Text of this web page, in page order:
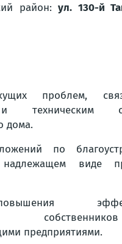
район: ул. 130-й
проблем,
техническим
дома.
по
виде
предприятиями.